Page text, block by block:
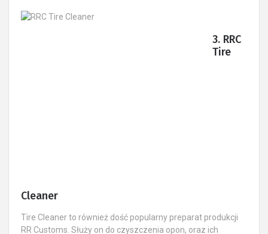
3. RRC
Tire
Cleaner
Tire Cleaner to również dość popularny preparat produkcji
RR Customs. Służy on do czyszczenia opon, oraz ich